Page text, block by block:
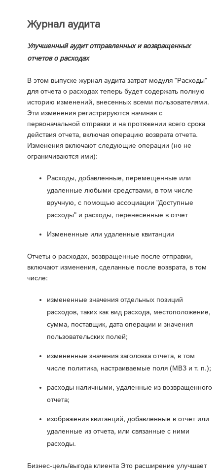
Журнал аудита
Улучшенный аудит отправленных и возвращенных
отчетов о расходах
В этом выпуске журнал аудита затрат модуля "Расходы"
для отчета о расходах теперь будет содержать полную
историю изменений, внесенных всеми пользователями.
Эти изменения регистрируются начиная с
первоначальной отправки и на протяжении всего срока
действия отчета, включая операцию возврата отчета.
Изменения включают следующие операции (но не
ограничиваются ими):
Расходы, добавленные, перемещенные или
удаленные любыми средствами, в том числе
вручную, с помощью ассоциации "Доступные
расходы" и расходы, перенесенные в отчет
Измененные или удаленные квитанции
Отчеты о расходах, возвращенные после отправки,
включают изменения, сделанные после возврата, в том
числе:
измененные значения отдельных позиций
расходов, таких как вид расхода, местоположение,
сумма, поставщик, дата операции и значения
пользовательских полей;
измененные значения заголовка отчета, в том
числе политика, настраиваемые поля (МВЗ и т. п.);
расходы наличными, удаленные из возвращенного
отчета;
изображения квитанций, добавленные в отчет или
удаленные из отчета, или связанные с ними
расходы.
Бизнес-цель/выгода клиента Это расширение улучшает